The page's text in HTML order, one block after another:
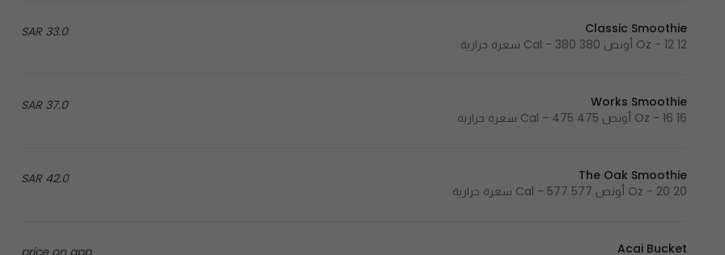
33.0 SAR
Classic Smoothie
12 Oz - 12 أونص 380 Cal - 380 سعرة حرارية
37.0 SAR
Works Smoothie
16 Oz - 16 أونص 475 Cal - 475 سعرة حرارية
42.0 SAR
The Oak Smoothie
20 Oz - 20 أونص 577 Cal - 577 سعرة حرارية
price on app Acai Bucket